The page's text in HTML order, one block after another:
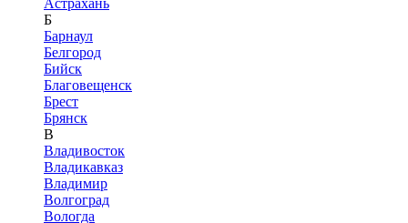
Астрахань
Б
Барнаул
Белгород
Бийск
Благовещенск
Брест
Брянск
В
Владивосток
Владикавказ
Владимир
Волгоград
Вологда